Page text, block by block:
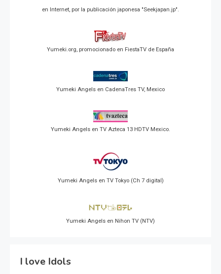
en Internet, por la publicación japonesa "Seekjapan.jp".
Yumeki.org, promocionado en FiestaTV de España
Yumeki Angels en CadenaTres TV, Mexico
Yumeki Angels en TV Azteca 13 HDTV Mexico.
Yumeki Angels en TV Tokyo (Ch 7 digital)
Yumeki Angels en Nihon TV (NTV)
I love Idols